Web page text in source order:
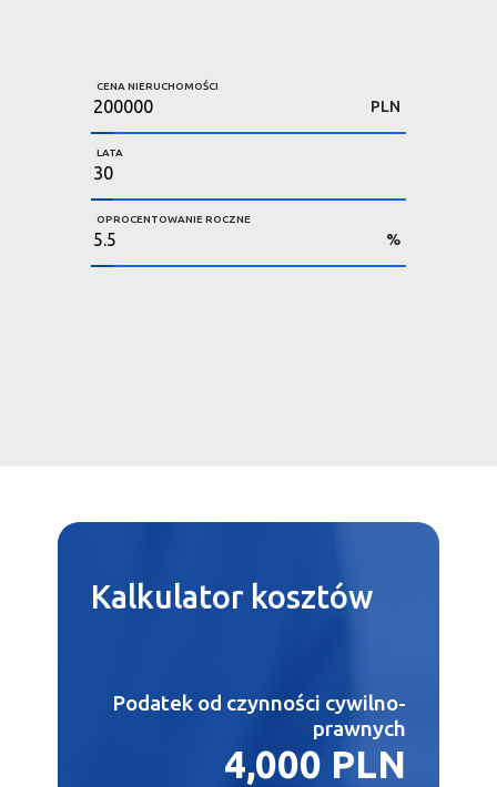
CENA NIERUCHOMOŚCI
PLN
LATA
OPROCENTOWANIE ROCZNE
%
Kalkulatorkosztów
Podatek od czynności cywilno-
prawnych
4,000 PLN